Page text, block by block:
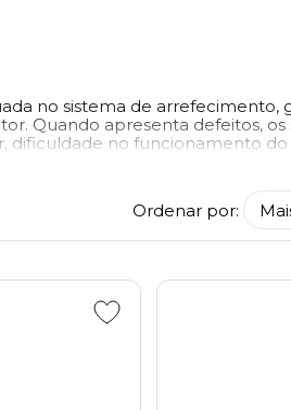
no sistema de arrefecimento,
Quando apresenta defeitos, os
dificuldade no funcionamento do
de substituição da tampa
Ordenar por: